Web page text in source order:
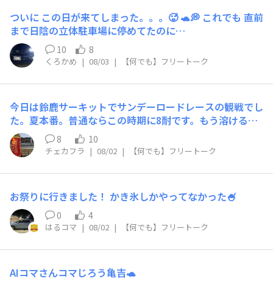
ついに この日が来てしまった。。。🥵 🐢💭 これでも 直前
まで日陰の立体駐車場に停めてたのに…
10 8
くろかめ | 08/03 | 【何でも】フリートーク
今日は鈴鹿サーキットでサンデーロードレースの観戦でし
た。夏本番。普通ならこの時期に8耐です。もう溶けるよ
うな８耐と同じような暑さでした。ふう、老体にはこたえ
るぅ。全レース見てて楽しめましたが、暑さでボーッとし
ててどんな内容だったかあまり覚えてません💦次回は22
日・23日のスーパーGT鈴鹿大会を観戦予定です。
8 10
チェカフラ | 08/02 | 【何でも】フリートーク
お祭りに行きました！ かき氷しかやってなかった🍧
0 4
はるコマ | 08/02 | 【何でも】フリートーク
AIコマさんコマじろう亀吉🐢